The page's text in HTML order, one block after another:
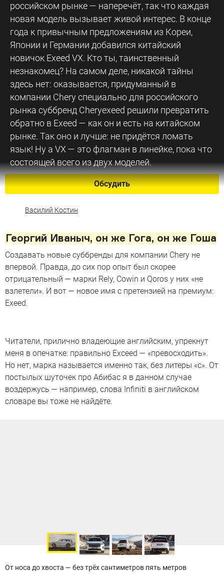
российском рынке — наперечёт, так что каждая
новая модель вызывает живой интерес. В конце
года к привычным предложениям из Кореи,
Японии и Германии добавился китайский
новичок Exeed VX. Кто ты, таинственный
незнакомец? На самом деле, никакой тайны
здесь нет: оказывается, придуманный в
компании Chery специально для российского
рынка суббренд Cheryexeed решили превратить
обратно в Exeed — как он и есть на китайском
рынке. Так оно и лучше: не придётся ломать
язык! Ну а VX — это флагман в линейке, пока что
состоящей всего из двух моделей.
Обсудить
Василий Костин
Георгий Иваныч, он же Гога, он же Гоша
Создавать новые суббренды для компании Chery не
впервой. Правда, до сих пор опыт был скорее
отрицательный — марки Rely, Cowin и Qoros у них «не
взлетели». И вот — новое имя с претензией на премиум:
Exeed.
Читатели, прилично владеющие английским, упрекнут
меня в опечатке: правильно Exceed — «превосходить».
Но нет, марка называется именно так, без литеры «c». От
постылых шуточек про Абибас я в данном случае
воздержусь — например, слова Infiniti в английском
словаре вы тоже не найдёте.
От носа до хвоста — без трёх сантиметров пять метров